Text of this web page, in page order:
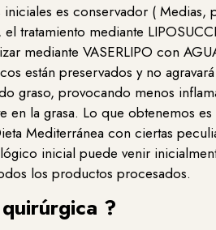
es conservador (
tratamiento mediante
mediante VASERLIPO con
están preservados y no
graso, provocando menos
la grasa. Lo que obtenemos
Mediterránea con ciertas
inicial puede venir
los productos procesados.
?